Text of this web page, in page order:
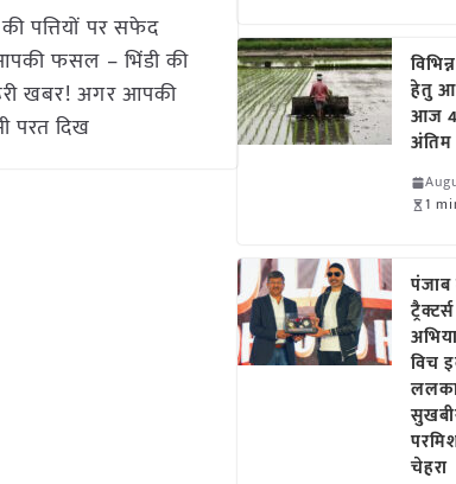
पत्तियों पर सफेद
फसल – भिंडी की
खबर! अगर आपकी
परत दिख
हेतु
आज
अंतिम
1
पंजाब
विच
चेहरा